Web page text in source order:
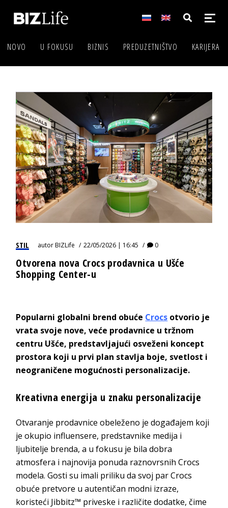
NOVO U FOKUSU BIZNIS PREDUZETNIŠTVO KARIJERA
STIL autorBIZLife 22/05/2026 | 16:45 0
Otvorena nova Crocs prodavnica u Ušće
Shopping Center-u
Popularni globalni brend obuće Crocs otvorio je
vrata svoje nove, veće prodavnice u tržnom
centru Ušće, predstavljajući osveženi koncept
prostora koji u prvi plan stavlja boje, svetlost i
neograničene mogućnosti personalizacije.
Kreativna energija u znaku personalizacije
Otvaranje prodavnice obeleženo je događajem koji
je okupio influensere, predstavnike medija i
ljubitelje brenda, a u fokusu je bila dobra
atmosfera i najnovija ponuda raznovrsnih Crocs
modela. Gosti su imali priliku da svoj par Crocs
obuće pretvore u autentičan modni izraze,
koristeći Jibbitz™ priveske i različite dodatke, čime